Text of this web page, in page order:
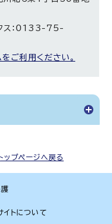
：0133-75-
ご利用ください。
トップページへ戻る
イトについて